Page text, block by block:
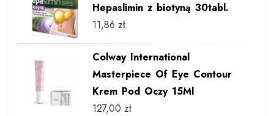
Hepaslimin z biotyną 30tabl.
11,86 zł
Colway International
Masterpiece Of Eye Contour
Krem Pod Oczy 15Ml
127,00 zł